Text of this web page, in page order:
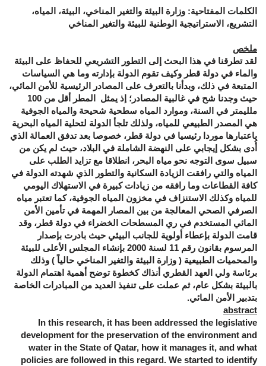
الكلمات المفتاحية: وزارة البيئة والتغير المناخي، البيئة، المياه،
التشريع، الاستراتيجية الوطنية للبيئة والتغير المناخي
ملخص
لقد تطرقنا في هذا البحث إلى التطور التشريعي للحفاظ على البيئة
والماء في دولة قطر وكيف تقوم الدولة بإدارته وما هي السياسات
المتبعة في ذلك، وبدأنا بالتعرف على المصادر الرئيسية للأمن المائي،
حيث وجدنا شح في غالبية المصادر؛ إذ يمثل المطر أقل من 100
ملليمتر في السنة، وموارد المياه سطحية شحيحة والمياه الجوفية
هي المصدر الطبيعي للمياه، ولذلك تلجأ الدولة لتحلية المياه البحرية
باعتبارها موردا رئيسيا في دولة قطر، خصوصا بعد تدفق العمالة الذي
أُدى بشكل إيجابي على النهضة الشاملة في البلاد، حيث لم يكن من
سبيل سوى التوجه نحو مياه البحر، انطلاقا مع تزايد الطلب على
المياه والتي رافقت الزيادة السكانية والتطور الذي شهدته الدولة في
كافة القطاعات وما رافقه من زيادات كبيرة في الاستهلاك اليومي
للمياه وكذلك الاستنزاف في مخزون المياه الجوفية، كما تعتبر مياه
الصرفي الصحي المعالجة من بين المصار المهمة في تأمين الأمن
المائي المستخدم في ري المسطحات الخضراء في دولة قطر، وقد
قامت الدولة بإعطاء أولوية للجانب البيئي حيث بادرت بإصدار
المرسوم بقانون رقم 11 لسنة 2000 بإنشاء المجلس الأعلى للبيئة
والمحميات الطبيعية ( وزارة البيئة والتغير المناخي حالياً ) وذلك
برئاسة ولي العهد القطري أنذاك كخطوة توضح أهمية اهتمام الدولة
بالبيئة بشكل عام، ثم عملت على تنفيذ العديد من المبادرات الخاصة
بتدبير الأمن المائي.
abstract
In this research, it has been addressed the legislative
development for the preservation of the environment and
water in the State of Qatar, how it manages it, and what
policies are followed in this regard. We started to identify